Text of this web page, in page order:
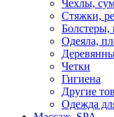
Чехлы,
Стяжки,
Одеяла,
Четки
Гигиена
Другие
Одежда